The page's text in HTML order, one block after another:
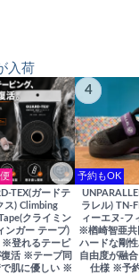
入荷
TEX(ガードテ
ス) Climbing
クライミン
ンガー テープ)
※登れるテーピ
復活 ※テープ同
で肌に優しい ※
4
予約もOK
ラレル) TN-
ィーエヌ-フ
※楢崎智亜
ハードな剛
自由度が融
仕様 ※予